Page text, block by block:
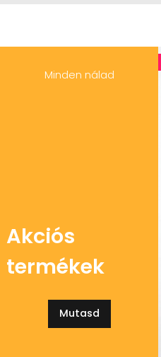
Minden nálad
Akciós
termékek
Mutasd